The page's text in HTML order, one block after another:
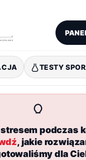
TESTY
podczas
, jakie
dla